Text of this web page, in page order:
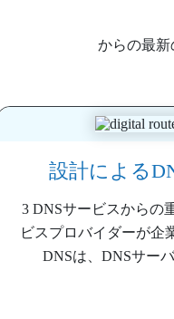
からの最新
設計による
3 DNSサービスからの
ビスプロバイダーが企
DNSは、DNSサー